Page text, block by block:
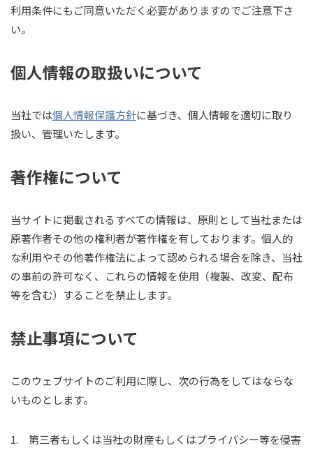
利用条件にもご同意いただく必要がありますのでご注意下さ
い。
個人情報の取扱いについて
当社では個人情報保護方針に基づき、個人情報を適切に取り
扱い、管理いたします。
著作権について
当サイトに掲載されるすべての情報は、原則として当社または
原著作者その他の権利者が著作権を有しております。個人的
な利用やその他著作権法によって認められる場合を除き、当社
の事前の許可なく、これらの情報を使用（複製、改変、配布
等を含む）することを禁止します。
禁止事項について
このウェブサイトのご利用に際し、次の行為をしてはならな
いものとします。
1. 第三者もしくは当社の財産もしくはプライバシー等を侵害